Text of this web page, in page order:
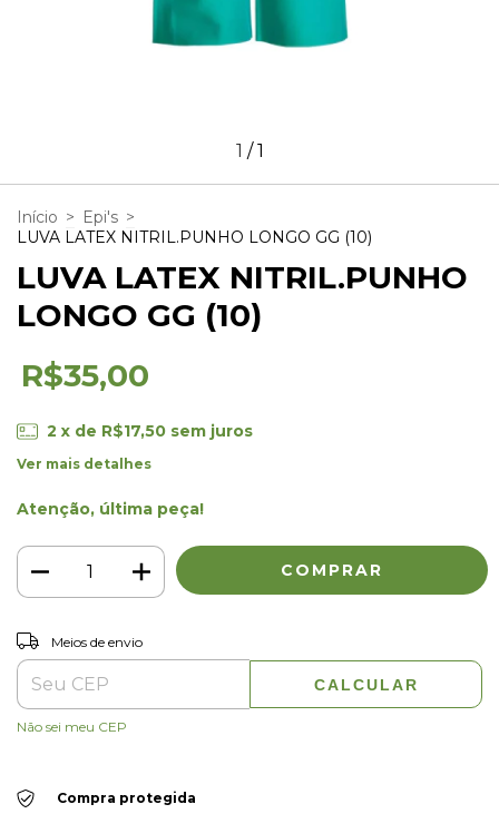
1 /1
Início > Epi's >
LUVA LATEX NITRIL.PUNHO LONGO GG (10)
LUVA LATEX NITRIL.PUNHO
LONGO GG (10)
R$35,00
2 x de R$17,50 sem juros
Ver mais detalhes
Atenção, última peça!
Entregas para o CEP:
Meios de envio
CALCULAR
Não sei meu CEP
Compra protegida